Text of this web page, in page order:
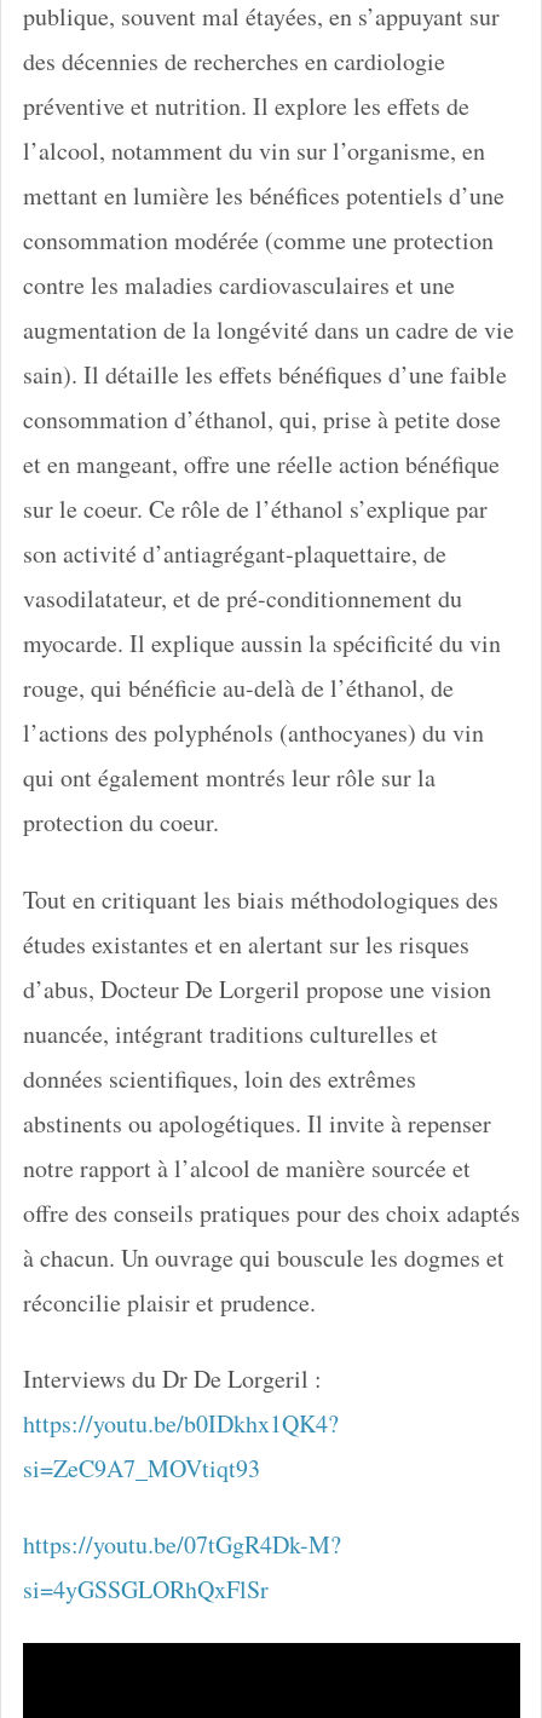
publique, souvent mal étayées, en s’appuyant sur
des décennies de recherches en cardiologie
préventive et nutrition. Il explore les effets de
l’alcool, notamment du vin sur l’organisme, en
mettant en lumière les bénéfices potentiels d’une
consommation modérée (comme une protection
contre les maladies cardiovasculaires et une
augmentation de la longévité dans un cadre de vie
sain). Il détaille les effets bénéfiques d’une faible
consommation d’éthanol, qui, prise à petite dose
et en mangeant, offre une réelle action bénéfique
sur le coeur. Ce rôle de l’éthanol s’explique par
son activité d’antiagrégant-plaquettaire, de
vasodilatateur, et de pré-conditionnement du
myocarde. Il explique aussin la spécificité du vin
rouge, qui bénéficie au-delà de l’éthanol, de
l’actions des polyphénols (anthocyanes) du vin
qui ont également montrés leur rôle sur la
protection du coeur.
Tout en critiquant les biais méthodologiques des
études existantes et en alertant sur les risques
d’abus, Docteur De Lorgeril propose une vision
nuancée, intégrant traditions culturelles et
données scientifiques, loin des extrêmes
abstinents ou apologétiques. Il invite à repenser
notre rapport à l’alcool de manière sourcée et
offre des conseils pratiques pour des choix adaptés
à chacun. Un ouvrage qui bouscule les dogmes et
réconcilie plaisir et prudence.
Interviews du Dr De Lorgeril :
https://youtu.be/b0IDkhx1QK4?
si=ZeC9A7_MOVtiqt93
https://youtu.be/07tGgR4Dk-M?
si=4yGSSGLORhQxFlSr